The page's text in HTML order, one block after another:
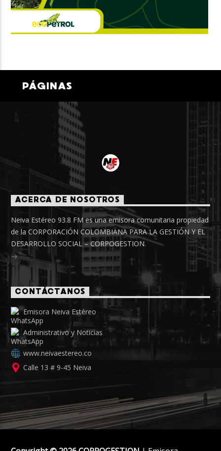
PÁGINAS
ACERCA DE NOSOTROS
Neiva Estéreo 93.8 FM es una emisora comunitaria propiedad
de la CORPORACIÓN COLOMBIANA PARA LA GESTIÓN Y EL
DESARROLLO SOCIAL – CORPOGESTION.
CONTÁCTANOS
Emisora Neiva Estéreo
Administrativo y Noticias
www.neivaestereo.co
Calle 13 # 9-45 Neiva